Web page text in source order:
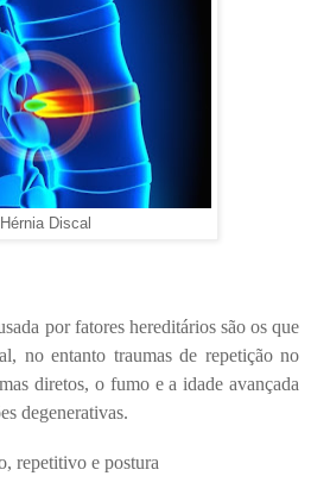
Hérnia Discal
por fatores hereditários são os que
no entanto traumas de repetição no
diretos, o fumo e a idade avançada
degenerativas.
repetitivo e postura